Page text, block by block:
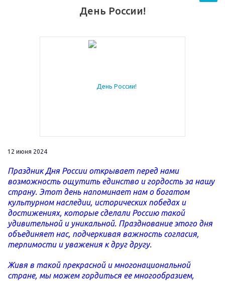
День России!
12 июня 2024
Праздник Дня России открывает перед нами
возможность ощутить единство и гордость за нашу
страну. Этот день напоминает нам о богатом
культурном наследии, исторических победах и
достижениях, которые сделали Россию такой
удивительной и уникальной. Празднование этого дня
объединяет нас, подчеркивая важность согласия,
терпимости и уважения к друг другу.
Живя в такой прекрасной и многонациональной
стране, мы можем гордиться ее многообразием,